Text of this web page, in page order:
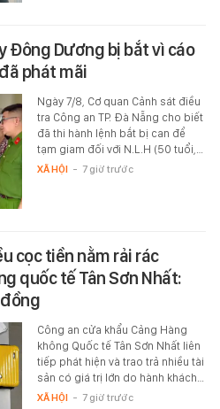
Đông Dương bị bắt vì cáo
phát mãi
Ngày 7/8, Cơ quan Cảnh sát điều
tra Công an TP. Đà Nẵng cho biết
đã thi hành lệnh bắt bị can để
tạm giam đối với N.L.H (50 tuổi,…
XÃ HỘI - 7 giờ trước
cọc tiền nằm rải rác
quốc tế Tân Sơn Nhất:
Công an cửa khẩu Cảng Hàng
không Quốc tế Tân Sơn Nhất liên
tiếp phát hiện và trao trả nhiều tài
sản có giá trị lớn do hành khách…
XÃ HỘI - 7 giờ trước